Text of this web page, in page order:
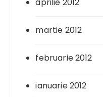
martie 2012
februarie 2012
ianuarie 2012